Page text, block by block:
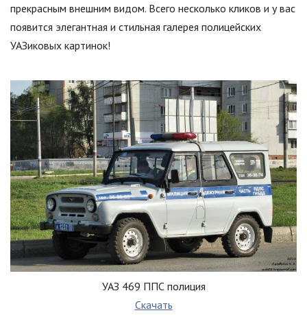
прекрасным внешним видом. Всего несколько кликов и у вас
появится элегантная и стильная галерея полицейских
УАЗиковых картинок!
УАЗ 469 ППС полиция
Скачать